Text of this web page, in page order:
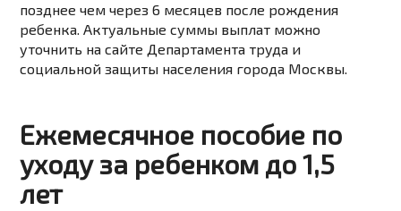
позднее чем через 6 месяцев после рождения
ребенка. Актуальные суммы выплат можно
уточнить на сайте Департамента труда и
социальной защиты населения города Москвы.
Ежемесячное пособие по
уходу за ребенком до 1,5
лет